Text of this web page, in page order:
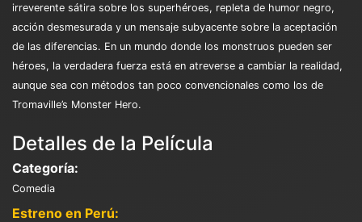
irreverente sátira sobre los superhéroes, repleta de humor negro,
acción desmesurada y un mensaje subyacente sobre la aceptación
de las diferencias. En un mundo donde los monstruos pueden ser
héroes, la verdadera fuerza está en atreverse a cambiar la realidad,
aunque sea con métodos tan poco convencionales como los de
Tromaville’s Monster Hero.
Detalles de la Película
Categoría:
Comedia
Estreno en Perú: